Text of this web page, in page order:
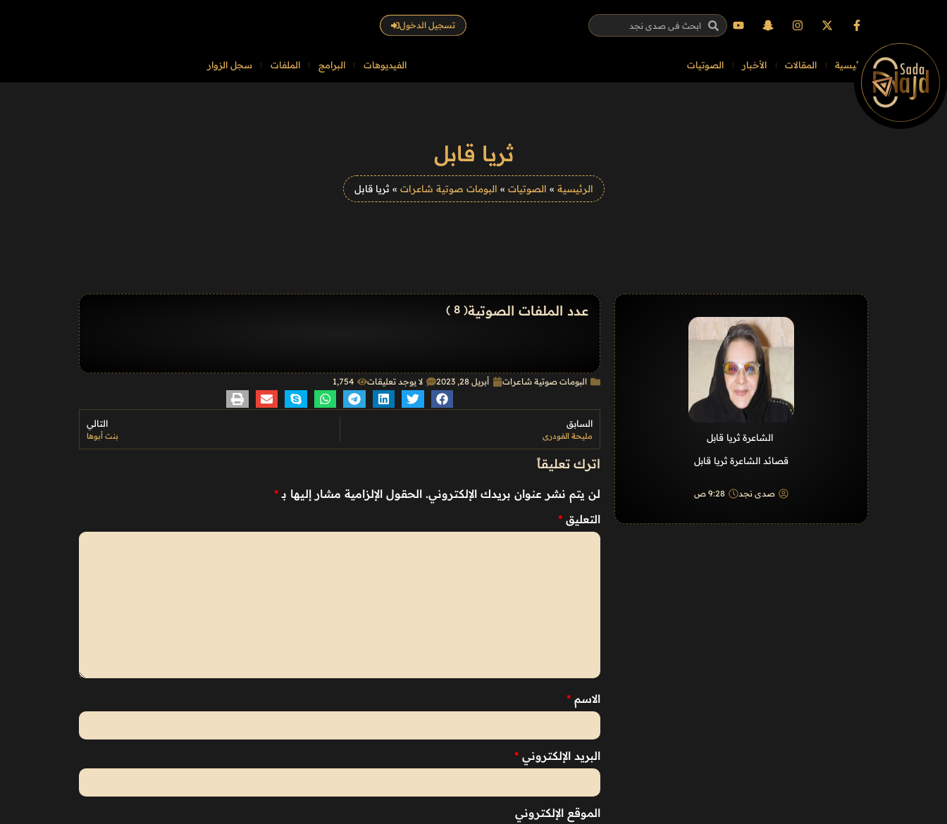
تسجيل الدخول
الرئيسية المقالات الأخبار الصوتيات الفيديوهات البرامج الملفات سجل الزوار
ثريا قابل
الرئيسية » الصوتيات » البومات صوتية شاعرات » ثريا قابل
الشاعرة ثريا قابل
قصائد الشاعرة ثريا قابل
صدى نجد 9:28 ص
عدد الملفات الصوتية( 8 )
البومات صوتية شاعرات أبريل 28, 2023 لا يوجد تعليقات 1٬754
السابق
مليحة الفودري
التالي
بنت أبوها
اترك تعليقاً
لن يتم نشر عنوان بريدك الإلكتروني. الحقول الإلزامية مشار إليها بـ *
التعليق *
الاسم *
البريد الإلكتروني *
الموقع الإلكتروني